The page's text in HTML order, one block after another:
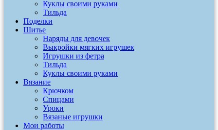
Куклы своими руками
Тильда
Поделки
Шитье
Наряды для девочек
Выкройки мягких игрушек
Игрушки из фетра
Тильда
Куклы своими руками
Вязание
Крючком
Спицами
Уроки
Вязаные игрушки
Мои работы